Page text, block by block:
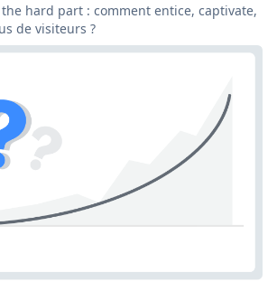
hard part : comment entice, captivate,
de visiteurs ?